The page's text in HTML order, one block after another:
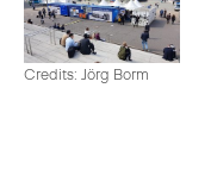
Credits: Jörg Borm